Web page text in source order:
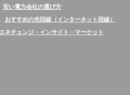
安い電力会社の選び方
おすすめの光回線（インターネット回線）
エネチェンジ・インサイト・マーケット